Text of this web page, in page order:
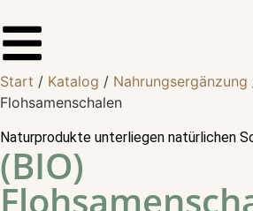
Start / Katalog / Nahrungsergänzung
Flohsamenschalen
Naturprodukte unterliegen natürlichen
(BIO)